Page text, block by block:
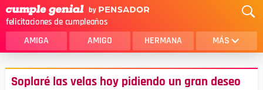
felicitaciones de cumpleaños
AMIGA AMIGO HERMANA MÁS
MAMA
AMOR
Soplaré las velas hoy pidiendo un gran deseo